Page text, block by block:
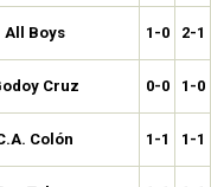
All Boys 1-0 2-1
Cruz 0-0 1-0
Colón 1-1 1-1